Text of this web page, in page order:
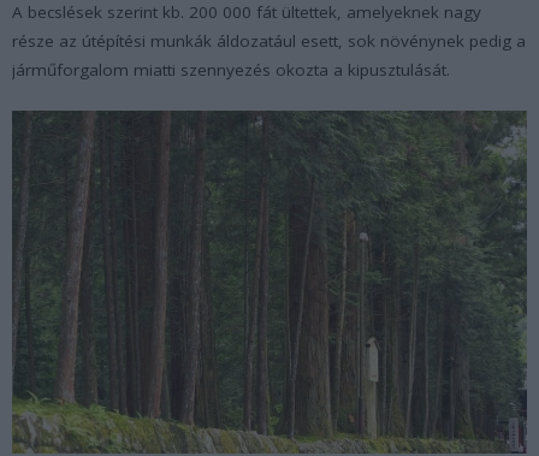
A becslések szerint kb. 200 000 fát ültettek, amelyeknek nagy
része az útépítési munkák áldozatául esett, sok növénynek pedig a
járműforgalom miatti szennyezés okozta a kipusztulását.